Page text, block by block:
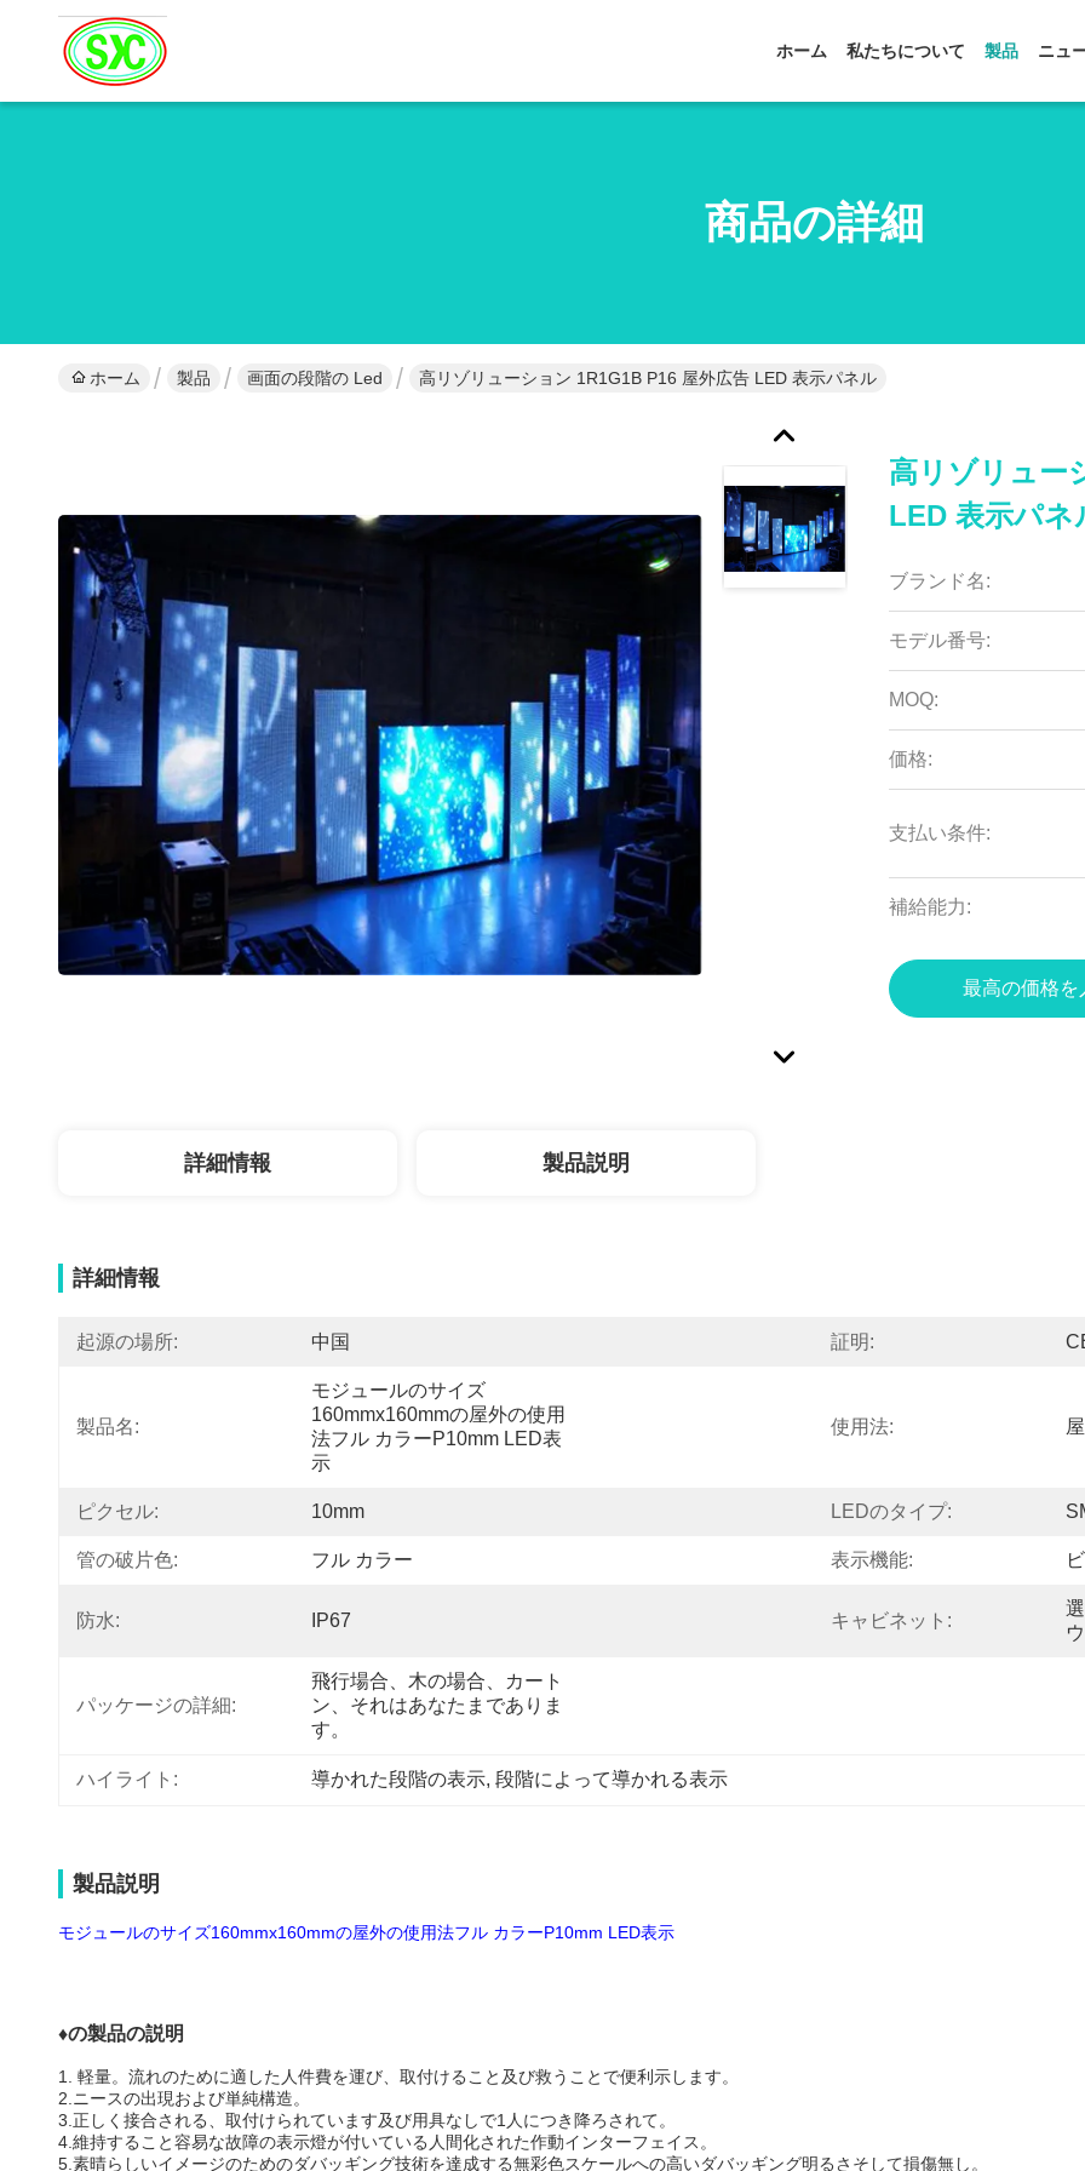
ホーム 私たちについて 製品 ニュ
商品の詳細
ホーム 製品 画面の段階の Led 高リゾリューション 1R1G1B P16 屋外広告 LED 表示パネル
高リゾリュー
LED 表示パネ
ブランド名:
モデル番号:
MOQ:
価格:
支払い条件:
補給能力:
最高の価格を
詳細情報 製品説明
詳細情報
起源の場所: 中国 証明:
製品名:
モジュールのサイズ
160mmx160mmの屋外の使用
法フル カラーP10mm LED表
示
使用法:
ピクセル: 10mm LEDのタイプ:
管の破片色: フル カラー 表示機能:
防水: IP67 キャビネット:
パッケージの詳細:
飛行場合、木の場合、カート
ン、それはあなたまでありま
す。
ハイライト: 導かれた段階の表示, 段階によって導かれる表示
製品説明
モジュールのサイズ160mmx160mmの屋外の使用法フル カラーP10mm LED表示
♦の製品の説明
1. 軽量。流れのために適した人件費を運び、取付けること及び救うことで便利示します。
2.ニースの出現および単純構造。
3.正しく接合される、取付けられています及び用具なしで1人につき降ろされて。
4.維持すること容易な故障の表示燈が付いている人間化された作動インターフェイス。
5.素晴らしいイメージのためのダバッギング技術を達成する無彩色スケールへの高いダバッギング明るさそして損傷無し。